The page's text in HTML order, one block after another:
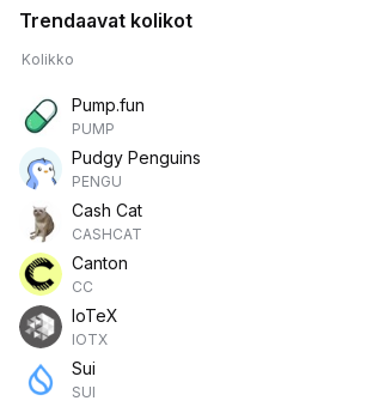
Trendaavat kolikot
Kolikko
Pump.fun
PUMP
Pudgy Penguins
PENGU
Cash Cat
CASHCAT
Canton
CC
IoTeX
IOTX
Sui
SUI